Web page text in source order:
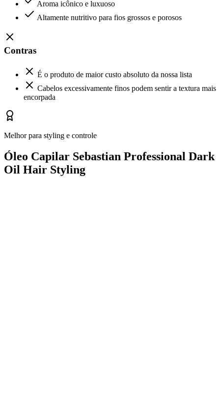
Aroma icônico e luxuoso
Altamente nutritivo para fios grossos e porosos
Contras
É o produto de maior custo absoluto da nossa lista
Cabelos excessivamente finos podem sentir a textura mais
encorpada
Melhor para styling e controle
Óleo Capilar Sebastian Professional Dark
Oil Hair Styling